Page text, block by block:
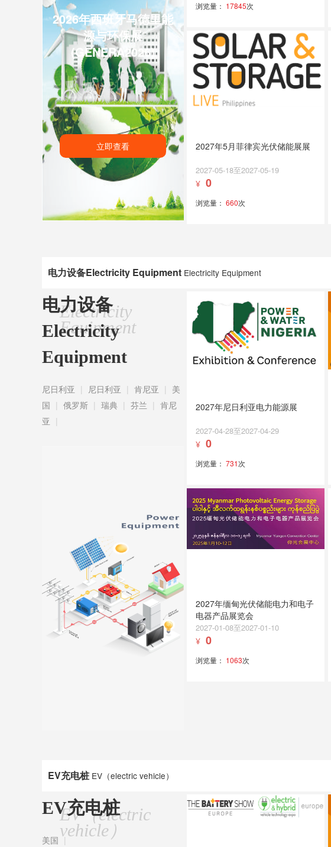
2026年西班牙马德里能
源与环保展
(GENERA2026)
立即查看
浏览量： 17845次
2027年5月菲律宾光伏储能展展
2027-05-18至2027-05-19
¥ 0
浏览量： 660次
电力设备Electricity Equipment Electricity Equipment
电力设备
Electricity
Equipment
Electricity
Equipment
尼日利亚 | 尼日利亚 | 肯尼亚 | 美
国 | 俄罗斯 | 瑞典 | 芬兰 | 肯尼
亚 |
2027年尼日利亚电力能源展
2027-04-28至2027-04-29
¥ 0
浏览量： 731次
2027年缅甸光伏储能电力和电子
电器产品展览会
2027-01-08至2027-01-10
¥ 0
浏览量： 1063次
EV充电桩 EV（electric vehicle）
EV充电桩
EV（electric
vehicle）
美国 |